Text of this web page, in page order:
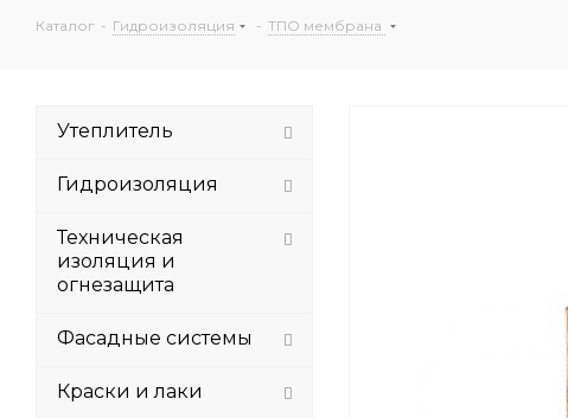
Каталог - Гидроизоляция - ТПО мембрана
Утеплитель
Гидроизоляция
Техническая
изоляция и
огнезащита
Фасадные системы
Краски и лаки